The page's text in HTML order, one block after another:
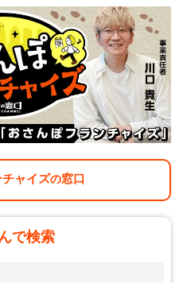
チャイズの窓口
で検索